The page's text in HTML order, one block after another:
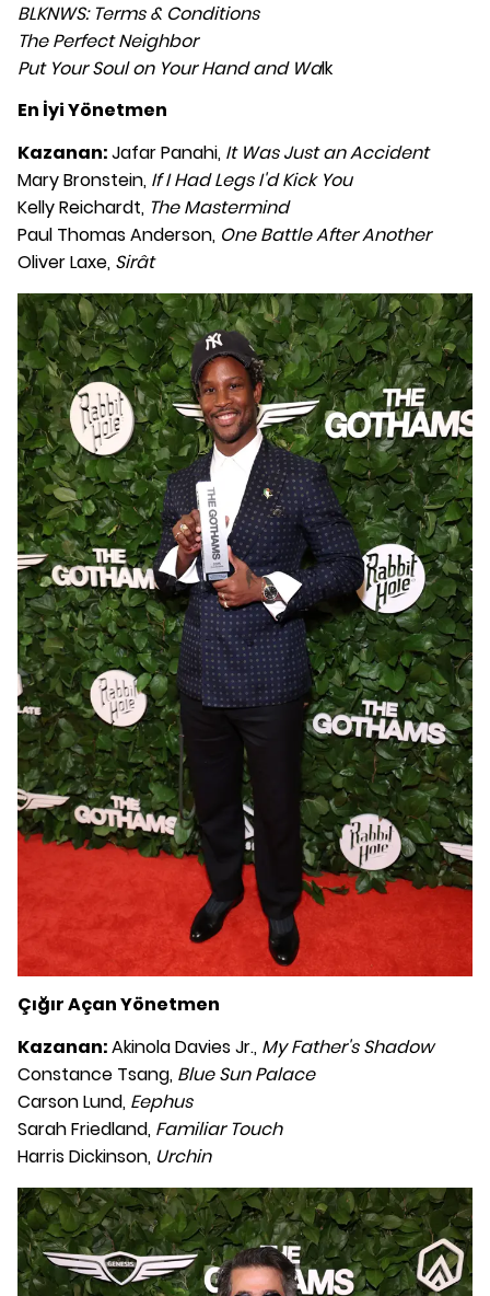
BLKNWS: Terms & Conditions
The Perfect Neighbor
Put Your Soul on Your Hand and Walk
En İyi Yönetmen
Kazanan:Jafar Panahi, It Was Just an Accident
Mary Bronstein, If I Had Legs I'd Kick You
Kelly Reichardt, The Mastermind
Paul Thomas Anderson, One Battle After Another
Oliver Laxe, Sirât
Çığır Açan Yönetmen
Kazanan:Akinola Davies Jr., My Father's Shadow
Constance Tsang, Blue Sun Palace
Carson Lund, Eephus
Sarah Friedland, Familiar Touch
Harris Dickinson, Urchin